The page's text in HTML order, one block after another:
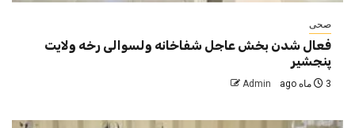
صحی
فعال شدن بخش عاجل شفاخانه ولسوالی رخه ولایت
پنجشیر
3 ماه ago Admin